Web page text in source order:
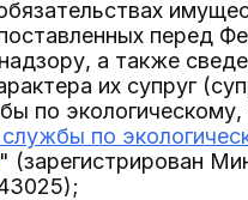
перед
а также
их супруг
по
по
" (зарегистрирован